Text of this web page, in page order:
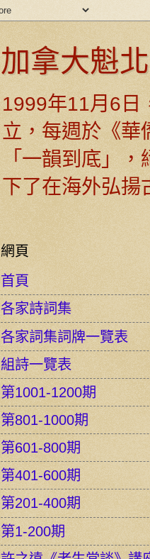
加拿大魁
1999年11月6日
立，每週於《華
「一韻到底」
下了在海外弘揚
網頁
首頁
各家詩詞集
各家詞集詞牌一覽表
組詩一覽表
第1001-1200期
第801-1000期
第601-800期
第401-600期
第201-400期
第1-200期